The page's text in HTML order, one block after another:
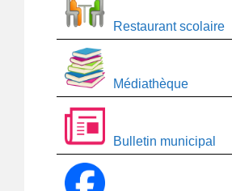
Restaurant scolaire
Médiathèque
Bulletin municipal